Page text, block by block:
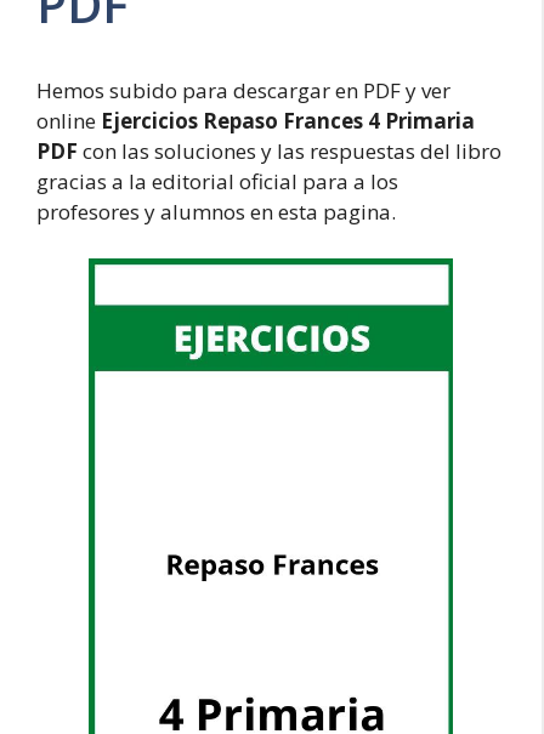
Hemos subido para descargar en PDF y ver
online Ejercicios Repaso Frances 4 Primaria
PDF con las soluciones y las respuestas del libro
gracias a la editorial oficial para a los
profesores y alumnos en esta pagina.